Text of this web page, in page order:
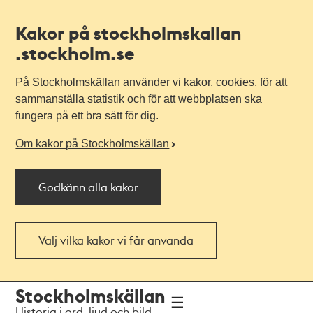
Kakor på stockholmskallan
.stockholm.se
På Stockholmskällan använder vi kakor, cookies, för att
sammanställa statistik och för att webbplatsen ska
fungera på ett bra sätt för dig.
Om kakor på Stockholmskällan
Godkänn alla kakor
Välj vilka kakor vi får använda
navigationen
huvudinnehållet
Stockholmskällan